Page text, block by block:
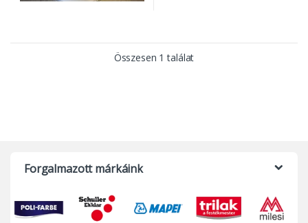
Összesen 1 találat
Forgalmazott márkáink